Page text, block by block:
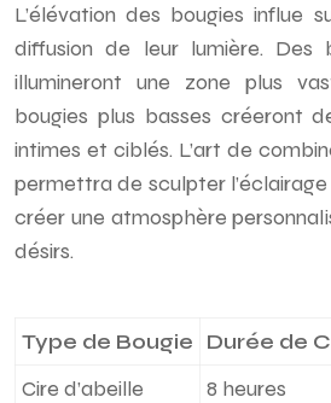
L’élévation des bougies influe
diffusion de leur lumière. Des
illumineront une zone plus
bougies plus basses créeront
intimes et ciblés. L’art de
permettra de sculpter
créer une atmosphère
désirs.
Type de Bougie Durée de
Cire d’abeille
8 heures